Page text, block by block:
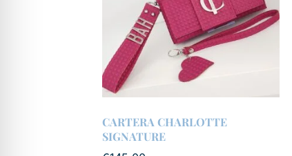
CARTERA CHARLOTTE
SIGNATURE